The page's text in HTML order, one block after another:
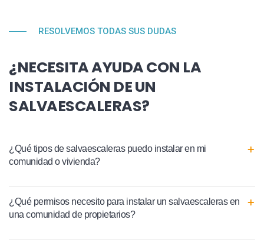
RESOLVEMOS TODAS SUS DUDAS
¿NECESITA AYUDA CON LA
INSTALACIÓN DE UN
SALVAESCALERAS?
¿Qué tipos de salvaescaleras puedo instalar en mi
comunidad o vivienda?
¿Qué permisos necesito para instalar un salvaescaleras en
una comunidad de propietarios?